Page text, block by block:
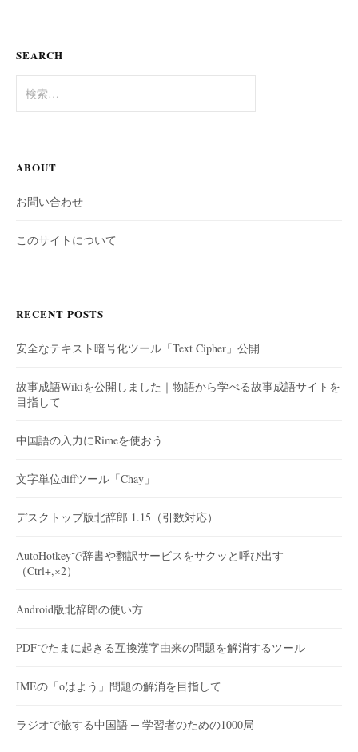
SEARCH
索:
ABOUT
お問い合わせ
このサイトについて
RECENT POSTS
安全なテキスト暗号化ツール「Text Cipher」公開
故事成語Wikiを公開しました｜物語から学べる故事成語サイトを
目指して
中国語の入力にRimeを使おう
文字単位diffツール「Chay」
デスクトップ版北辞郎 1.15（引数対応）
AutoHotkeyで辞書や翻訳サービスをサクッと呼び出す
（Ctrl+,×2）
Android版北辞郎の使い方
PDFでたまに起きる互換漢字由来の問題を解消するツール
IMEの「oはよう」問題の解消を目指して
ラジオで旅する中国語 ─ 学習者のための1000局